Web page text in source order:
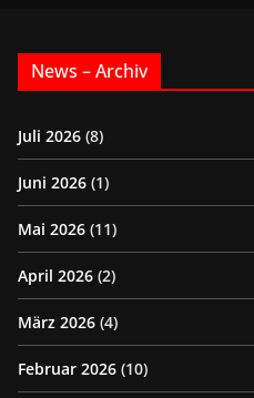
News – Archiv
Juli 2026 (8)
Juni 2026 (1)
Mai 2026 (11)
April 2026 (2)
März 2026 (4)
Februar 2026 (10)